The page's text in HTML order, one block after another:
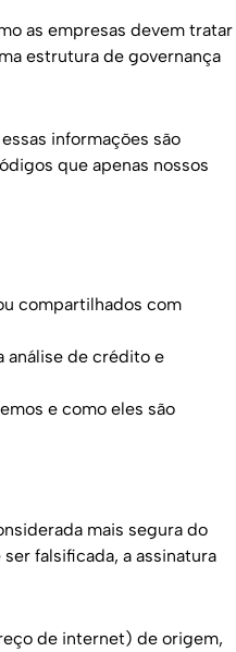
as empresas devem tratar
estrutura de governança
informações são
que apenas nossos
compartilhados com
análise de crédito e
e como eles são
mais segura do
falsificada, a assinatura
de internet) de origem,